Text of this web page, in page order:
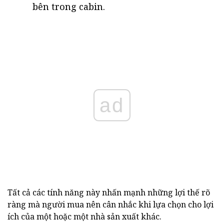
bên trong cabin.
ad
Tất cả các tính năng này nhấn mạnh những lợi thế rõ
ràng mà người mua nên cân nhắc khi lựa chọn cho lợi
ích của một hoặc một nhà sản xuất khác.